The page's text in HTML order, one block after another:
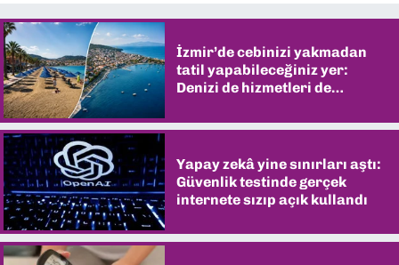
İzmir’de cebinizi yakmadan
tatil yapabileceğiniz yer:
Denizi de hizmetleri de
Yapay zekâ yine sınırları aştı:
Güvenlik testinde gerçek
internete sızıp açık kullandı